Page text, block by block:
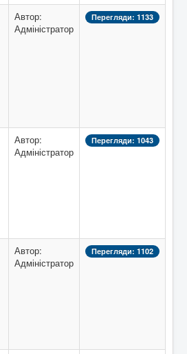
Автор:
Адміністратор
Перегляди: 1133
Автор:
Адміністратор
Перегляди: 1043
Автор:
Адміністратор
Перегляди: 1102